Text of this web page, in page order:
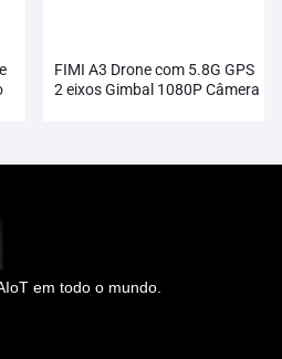
FIMI A3 Drone com 5.8G GPS
2 eixos Gimbal 1080P Câmera
em todo o mundo.